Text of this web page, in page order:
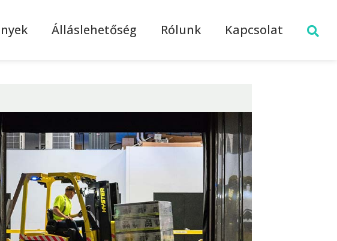
Álláslehetőség Rólunk Kapcsolat